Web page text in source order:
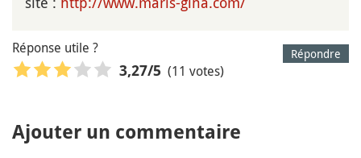
Répondre
Réponse utile ?
3,27/5 (11 votes)
Ajouter un commentaire